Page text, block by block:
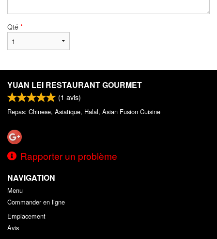
Qté *
YUAN LEI RESTAURANT GOURMET
(1 avis)
Repas: Chinese, Asiatique, Halal, Asian Fusion Cuisine
Rapporter un problème
NAVIGATION
Menu
Commander en ligne
Emplacement
Avis